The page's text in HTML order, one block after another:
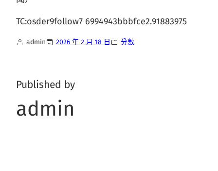
TC:osder9follow7 6994943bbbfce2.91883975
admin 2026 年 2 月 18 日 分數
Published by
admin